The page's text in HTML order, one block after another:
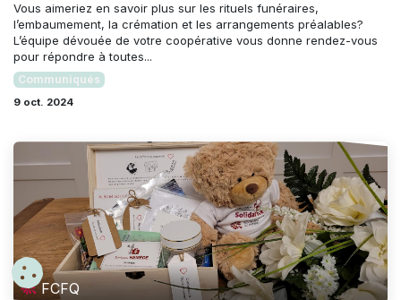
Vous aimeriez en savoir plus sur les rituels funéraires,
l’embaumement, la crémation et les arrangements préalables?
L’équipe dévouée de votre coopérative vous donne rendez-vous
pour répondre à toutes...
Communiqués
9 oct. 2024
FCFQ